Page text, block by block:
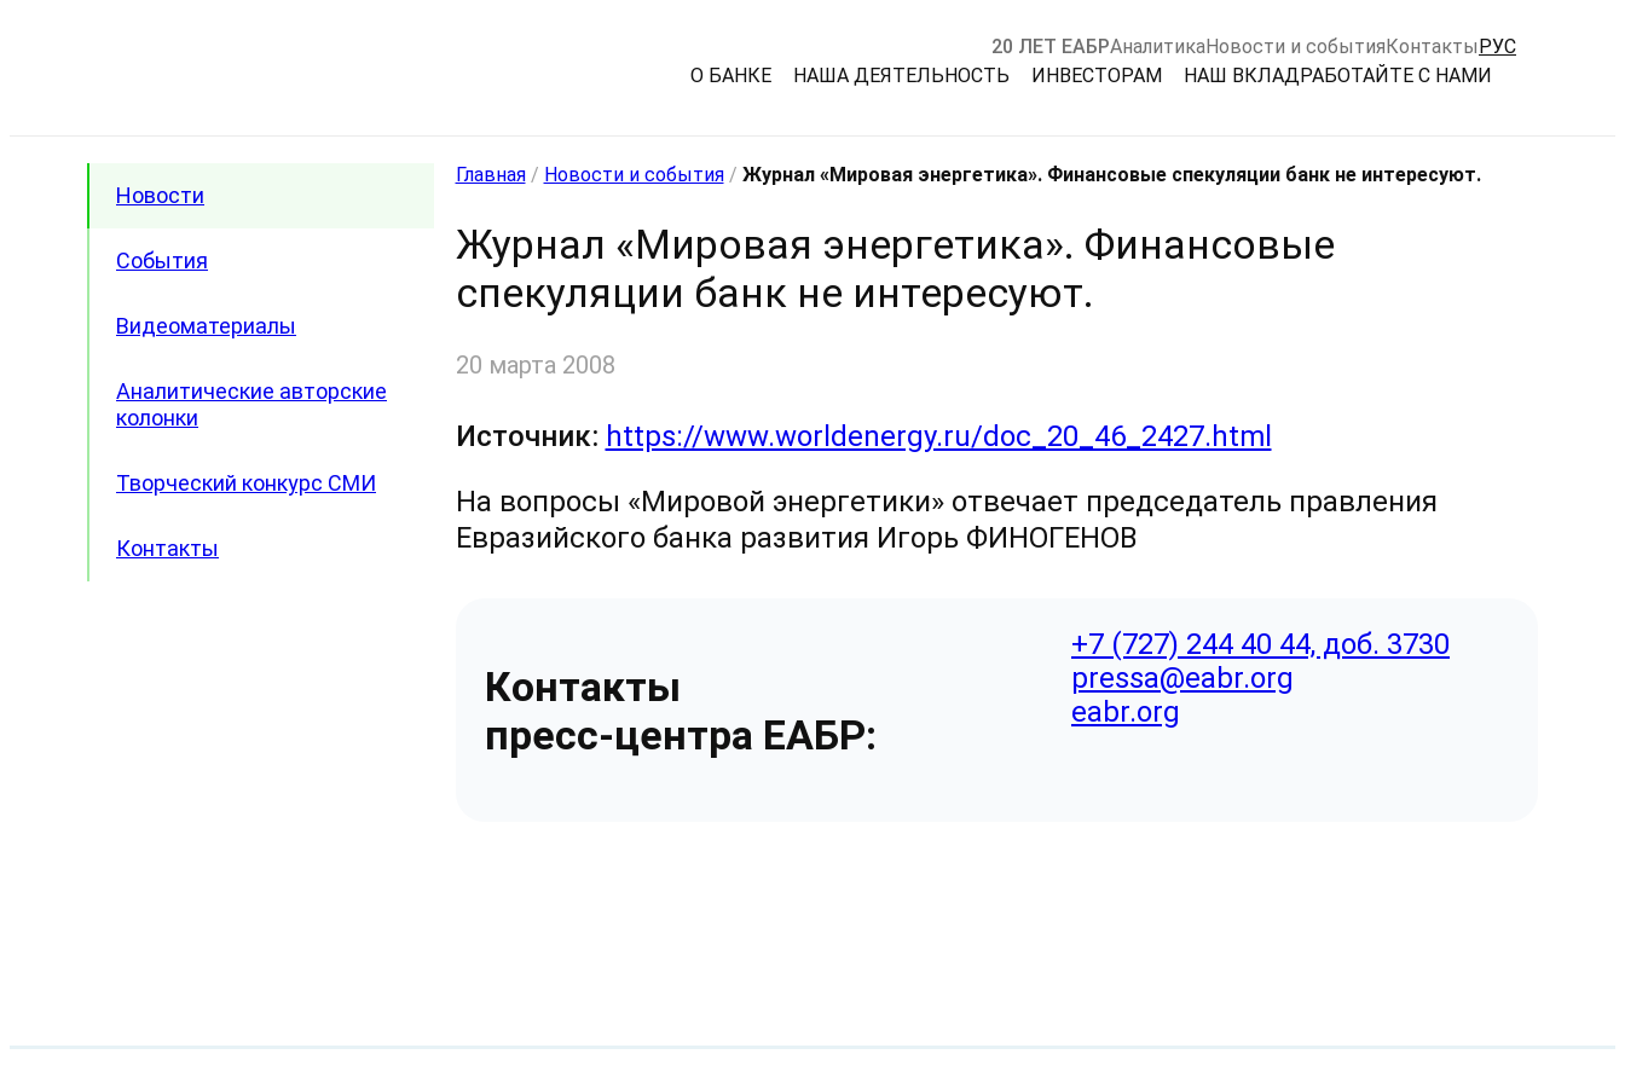
20 ЛЕТ ЕАБРАналитикаНовости и событияКонтактыРУС
О БАНКЕ
НАША ДЕЯТЕЛЬНОСТЬ ИНВЕСТОРАМ НАШ ВКЛАДРАБОТАЙТЕ С НАМИ
Новости
События
Видеоматериалы
Аналитические авторские
колонки
Творческий конкурс СМИ
Контакты
Главная/ Новости и события/ Журнал «Мировая энергетика». Финансовые спекуляции банк не интересуют.
Журнал «Мировая энергетика». Финансовые
спекуляции банк не интересуют.
20 марта 2008
Источник: https://www.worldenergy.ru/doc_20_46_2427.html
На вопросы «Мировой энергетики» отвечает председатель правления
Евразийского банка развития Игорь ФИНОГЕНОВ
Контакты
пресс-центра ЕАБР:
+7 (727) 244 40 44, доб. 3730
pressa@eabr.org
eabr.org